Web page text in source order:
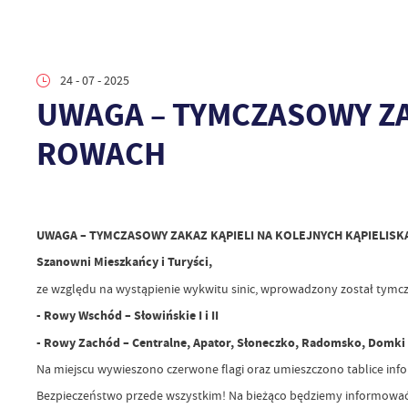
24 - 07 - 2025
UWAGA – TYMCZASOWY
ROWACH
UWAGA – TYMCZASOWY ZAKAZ KĄPIELI NA KOLEJNYCH
Szanowni Mieszkańcy i Turyści,
ze względu na wystąpienie wykwitu sinic, wprowadzony został
- Rowy Wschód – Słowińskie I i II
- Rowy Zachód – Centralne, Apator, Słoneczko, Radomsko,
Na miejscu wywieszono czerwone flagi oraz umieszczono tablice
Bezpieczeństwo przede wszystkim! Na bieżąco będziemy